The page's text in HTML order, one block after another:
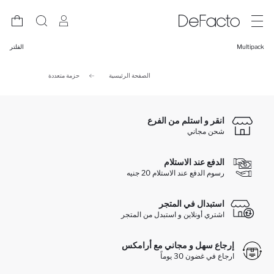
Multipack الفلتر
الصفحة الرئيسية حزمة متعددة
انقر و استلم من الفرع
شحن مجاني
الدفع عند الاستلام
رسوم الدفع عند الاستلام 20 جنيه
استبدال في المتجر
اشتري أونلاين و استبدل من المتجر
إرجاع سهل و مجاني مع أرامكس
ارجاع في غضون 30 يوماً